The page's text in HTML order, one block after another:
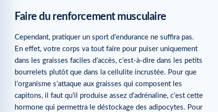
Faire du renforcement musculaire
Cependant, pratiquer un sport d’endurance ne suffira pas.
En effet, votre corps va tout faire pour puiser uniquement
dans les graisses faciles d’accès, c’est-à-dire dans les petits
bourrelets plutôt que dans la cellulite incrustée. Pour que
l’organisme s’attaque aux graisses qui composent les
capitons, il faut qu’il produise assez d’adrénaline, c’est cette
hormone qui permettra le déstockage des adipocytes. Pour